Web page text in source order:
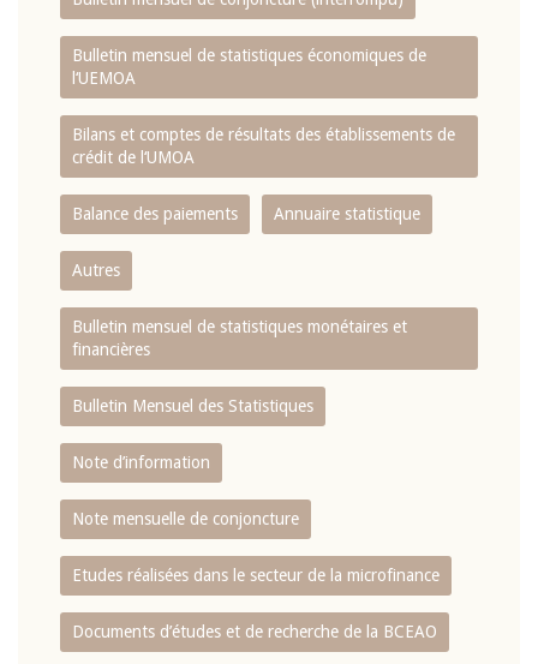
Bulletin mensuel de statistiques économiques de
l‘UEMOA
Bilans et comptes de résultats des établissements de
crédit de l‘UMOA
Balance des paiements Annuaire statistique
Autres
Bulletin mensuel de statistiques monétaires et
financières
Bulletin Mensuel des Statistiques
Note d’information
Note mensuelle de conjoncture
Etudes réalisées dans le secteur de la microfinance
Documents d’études et de recherche de la BCEAO